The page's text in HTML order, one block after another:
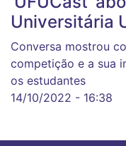
Universitária
Conversa mostrou
competição e a sua
os estudantes
14/10/2022 - 16:38